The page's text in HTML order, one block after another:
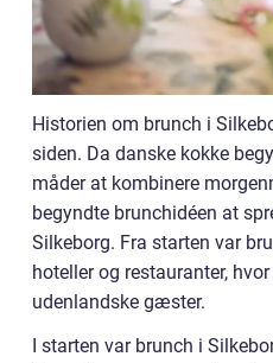
Historien om brunch i
siden. Da danske kokke
måder at kombinere
begyndte brunchidéen at
Silkeborg. Fra starten var
hoteller og restauranter,
udenlandske gæster.
I starten var brunch i